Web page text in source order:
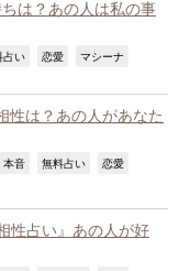
は？あの人は私の事
占い 恋愛 マシーナ
性は？あの人があなた
本音 無料占い 恋愛
性占い』あの人が好